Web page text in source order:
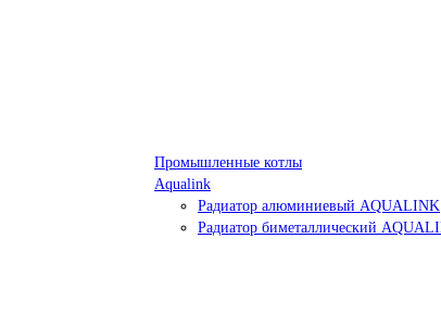
Промышленные котлы
Aqualink
Радиатор алюминиевый AQUALINK
Радиатор биметаллический